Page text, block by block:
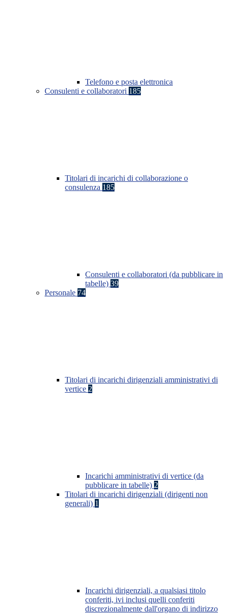
Telefono e posta elettronica
Consulenti e collaboratori 185
Titolari di incarichi di collaborazione o
consulenza 185
Consulenti e collaboratori (da pubblicare in
tabelle) 39
Personale 74
Titolari di incarichi dirigenziali amministrativi di
vertice 2
Incarichi amministrativi di vertice (da
pubblicare in tabelle) 2
Titolari di incarichi dirigenziali (dirigenti non
generali) 1
Incarichi dirigenziali, a qualsiasi titolo
conferiti, ivi inclusi quelli conferiti
discrezionalmente dall'organo di indirizzo